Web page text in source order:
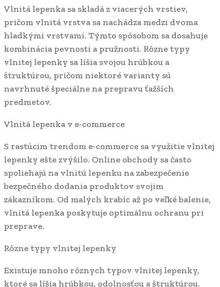
Vlnitá lepenka sa skladá z viacerých vrstiev,
pričom vlnitá vrstva sa nachádza medzi dvoma
hladkými vrstvami. Týmto spôsobom sa dosahuje
kombinácia pevnosti a pružnosti. Rôzne typy
vlnitej lepenky sa líšia svojou hrúbkou a
štruktúrou, pričom niektoré varianty sú
navrhnuté špeciálne na prepravu ťažších
predmetov.
Vlnitá lepenka v e-commerce
S rastúcim trendom e-commerce sa využitie vlnitej
lepenky ešte zvýšilo. Online obchody sa často
spoliehajú na vlnitú lepenku na zabezpečenie
bezpečného dodania produktov svojim
zákazníkom. Od malých krabíc až po veľké balenie,
vlnitá lepenka poskytuje optimálnu ochranu pri
preprave.
Rôzne typy vlnitej lepenky
Existuje mnoho rôznych typov vlnitej lepenky,
ktoré sa líšia hrúbkou, odolnosťou a štruktúrou.